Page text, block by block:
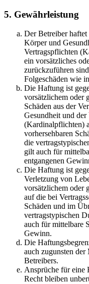
5. Gewährleistung
Der Betreiber
Körper und
Vertragspflichten
ein vorsätzliches
zurückzuführen
Folgeschäden wie
Die Haftung ist
vorsätzlichem oder
Schäden aus der
Gesundheit und
(Kardinalpflichten)
vorhersehbaren
die
gilt auch für
entgangenen
Die Haftung ist
Verletzung von
vorsätzlichem oder
auf die bei
Schäden und im
vertragstypischen
auch für mittelbare
Gewinn.
Die
auch zugunsten
Betreibers.
Ansprüche für eine
Recht bleiben